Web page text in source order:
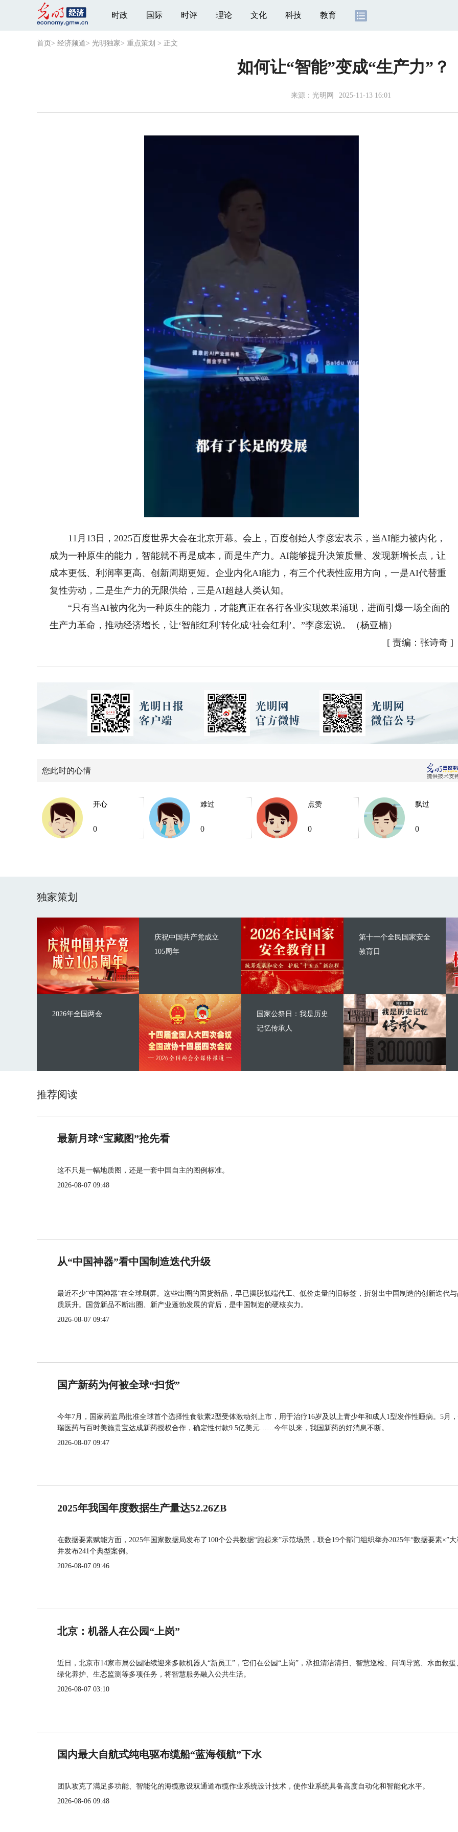
时政 国际 时评 理论 文化 科技 教育
首页 > 经济频道> 光明独家> 重点策划 > 正文
如何让“智能”变成“生产力”？
来源：光明网 2025-11-13 16:01
81.88%
Rate
11月13日，2025百度世界大会在北京开幕。会上，百度创始人李彦宏表示，当AI能力被内化，
成为一种原生的能力，智能就不再是成本，而是生产力。AI能够提升决策质量、发现新增长点，让
成本更低、利润率更高、创新周期更短。企业内化AI能力，有三个代表性应用方向，一是AI代替重
复性劳动，二是生产力的无限供给，三是AI超越人类认知。
“只有当AI被内化为一种原生的能力，才能真正在各行各业实现效果涌现，进而引爆一场全面的
生产力革命，推动经济增长，让‘智能红利’转化成‘社会红利’。”李彦宏说。（杨亚楠）
[ 责编：张诗奇 ]
您此时的心情
开心
0
难过
0
点赞
0
飘过
0
独家策划
庆祝中国共产党成立
105周年
2026年全国两会
第十一个全民国家安全
教育日
国家公祭日：我是历史
记忆传承人
推荐阅读
最新月球“宝藏图”抢先看
这不只是一幅地质图，还是一套中国自主的图例标准。
2026-08-07 09:48
从“中国神器”看中国制造迭代升级
最近不少“中国神器”在全球刷屏。这些出圈的国货新品，早已摆脱低端代工、低价走量的旧标签，折射出中国制造的创新迭代
质跃升。国货新品不断出圈、新产业蓬勃发展的背后，是中国制造的硬核实力。
2026-08-07 09:47
国产新药为何被全球“扫货”
今年7月，国家药监局批准全球首个选择性食欲素2型受体激动剂上市，用于治疗16岁及以上青少年和成人1型发作性睡病。5月
瑞医药与百时美施贵宝达成新药授权合作，确定性付款9.5亿美元……今年以来，我国新药的好消息不断。
2026-08-07 09:47
2025年我国年度数据生产量达52.26ZB
在数据要素赋能方面，2025年国家数据局发布了100个公共数据“跑起来”示范场景，联合19个部门组织举办2025年“数据要素×”大
并发布241个典型案例。
2026-08-07 09:46
北京：机器人在公园“上岗”
近日，北京市14家市属公园陆续迎来多款机器人“新员工”，它们在公园“上岗”，承担清洁清扫、智慧巡检、问询导览、水面救援
绿化养护、生态监测等多项任务，将智慧服务融入公共生活。
2026-08-07 03:10
国内最大自航式纯电驱布缆船“蓝海领航”下水
团队攻克了满足多功能、智能化的海缆敷设双通道布缆作业系统设计技术，使作业系统具备高度自动化和智能化水平。
2026-08-06 09:48